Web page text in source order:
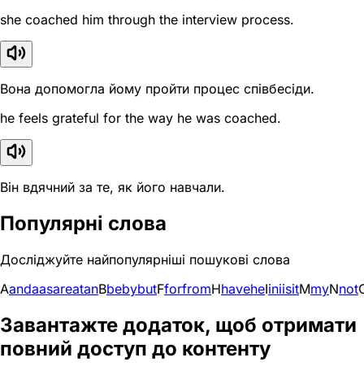
she coached him through the interview process.
Вона допомогла йому пройти процес співбесіди.
he feels grateful for the way he was coached.
Він вдячний за те, як його навчали.
Популярні слова
Досліджуйте найпопулярніші пошукові слова
AandaasareatanBbebybutFforfromHhaveheIiniisitMmyNnot
Завантажте додаток, щоб отримати
повний доступ до контенту